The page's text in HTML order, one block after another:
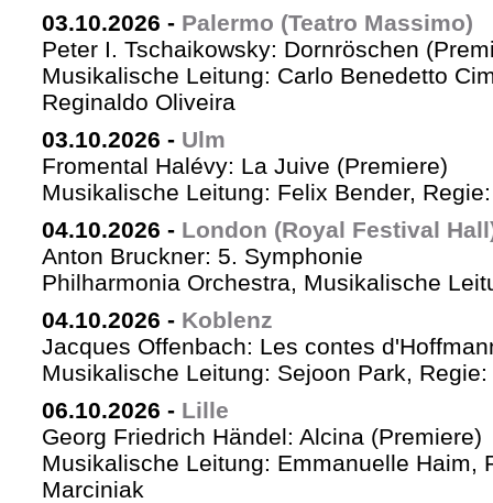
03.10.2026 - Palermo (Teatro Massimo)
Peter I. Tschaikowsky: Dornröschen
Musikalische Leitung: Carlo Benedetto
Reginaldo Oliveira
03.10.2026 - Ulm
Fromental Halévy: La Juive (Premiere)
Musikalische Leitung: Felix Bender,
04.10.2026 - London (Royal Festival
Anton Bruckner: 5. Symphonie
Philharmonia Orchestra, Musikalische
04.10.2026 - Koblenz
Jacques Offenbach: Les contes
Musikalische Leitung: Sejoon Park,
06.10.2026 - Lille
Georg Friedrich Händel: Alcina (Premiere)
Musikalische Leitung: Emmanuelle Haim,
Marciniak